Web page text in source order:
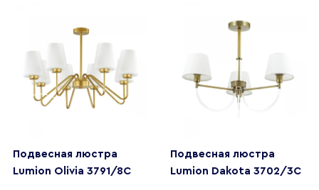
Подвесная люстра
Lumion Olivia 3791/8C
Подвесная люстра
Lumion Dakota 3702/3C